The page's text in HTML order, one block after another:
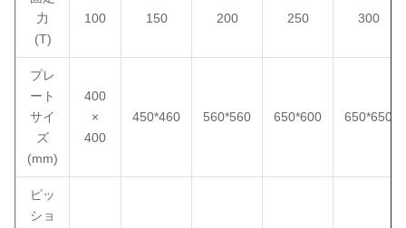
力
(T)
100 150 200 250 300
プレ
ート
サイ
ズ
(mm)
400
×
400
450*460 560*560 650*600 650*650
ピッ
ショ